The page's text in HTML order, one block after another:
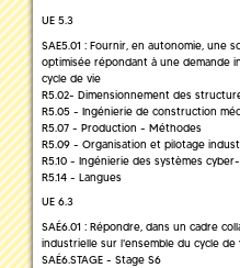
UE 5.3
SAE5.01 : Fournir, en autonomie, une
optimisée répondant à une demande
cycle de vie
R5.02- Dimensionnement des
R5.05 - Ingénierie de construction
R5.07 - Production - Méthodes
R5.09 - Organisation et pilotage
R5.10 - Ingénierie des systèmes
R5.14 - Langues
UE 6.3
SAÉ6.01 : Répondre, dans un cadre
industrielle sur l'ensemble du cycle de
SAÉ6.STAGE - Stage S6